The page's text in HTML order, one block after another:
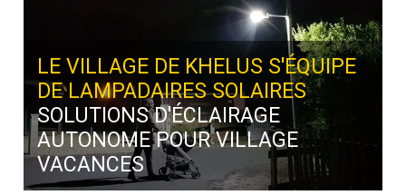
LE VILLAGE DE KHELUS S'ÉQUIPE
DE LAMPADAIRES SOLAIRES
SOLUTIONS D'ÉCLAIRAGE
AUTONOME POUR VILLAGE
VACANCES